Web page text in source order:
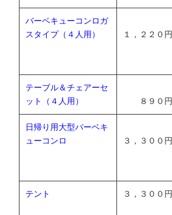
バーベキューコンロガ
スタイプ（４人用）
１，２２０円
テーブル＆チェアーセ
ット（４人用）
８９０円
日帰り用大型バーベキ
ューコンロ
３，３００円
テント ３，３００円